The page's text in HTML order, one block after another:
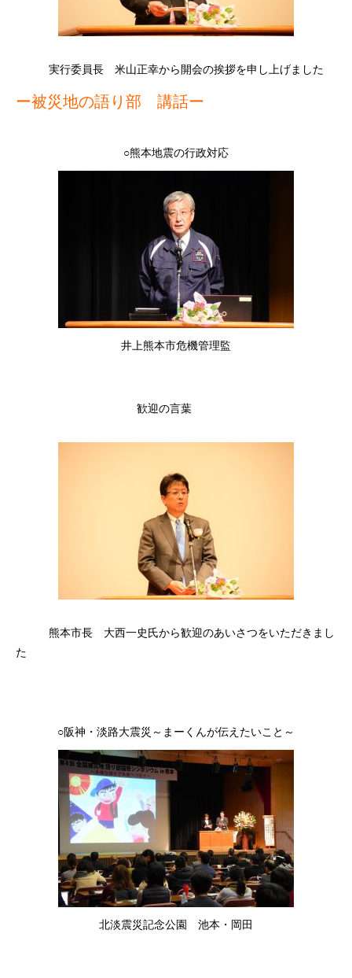
実行委員長 米山正幸から開会の挨拶を申し上げました
ー被災地の語り部 講話ー
○熊本地震の行政対応
井上熊本市危機管理監
歓迎の言葉
熊本市長 大西一史氏から歓迎のあいさつをいただきまし
た
○阪神・淡路大震災～まーくんが伝えたいこと～
北淡震災記念公園 池本・岡田